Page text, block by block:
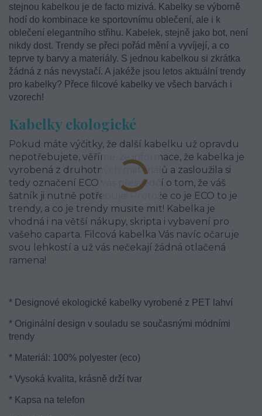
stejnou kabelkou je de facto mizivá. Kabelky se výborně
hodí do kombinace ke sportovnímu oblečení, ale i k
oblečení elegantního střihu. Kabelek, stejně jako bot, není
nikdy dost. Trendy se přeci pořád mění a vyvíjejí, a co
teprve ty barvy a materiály. S jednou kabelkou si zkrátka
žádná z nás nevystačí. A jakéže jsou letos aktuální trendy
pro kabelky? Přece filcové kabelky ve všech barvách i
vzorech!
Kabelky ekologické
Pokud máte výčitky, že další kabelku už opravdu
nepotřebujete, věříme, že informace, že kabelka je
vyrobená z druhotných materiálů a zasloužila si
tedy označení ECO vás přesvědčí o tom, že váš
šatník ji nutně potřebuje! Protože co je ECO to je
trendy, a co je trendy musíte mít! Kabelka je
vhodná i na větší nákupy, skripta i vybavení pro
vašeho caparta. Filcová kabelka Vás navíc očaruje
svou lehkostí a už vás nečekají žádná otlačená
ramena!
* Designové ekologické kabelky vyrobené z PET lahví
* Originální design v souladu se současnými módními
trendy
* Materiál: 100% polyester (eco)
* Vysoká kvalita, krásně drží tvar
* Kapsa na telefon